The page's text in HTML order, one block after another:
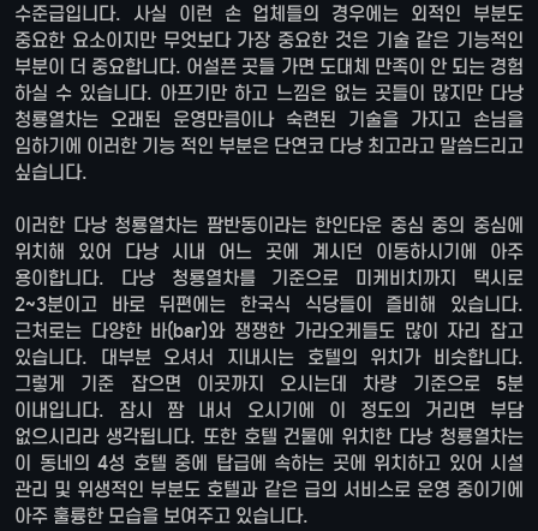
수준급입니다. 사실 이런 손 업체들의 경우에는 외적인 부분도
중요한 요소이지만 무엇보다 가장 중요한 것은 기술 같은 기능적인
부분이 더 중요합니다. 어설픈 곳들 가면 도대체 만족이 안 되는 경험
하실 수 있습니다. 아프기만 하고 느낌은 없는 곳들이 많지만 다낭
청룡열차는 오래된 운영만큼이나 숙련된 기술을 가지고 손님을
임하기에 이러한 기능 적인 부분은 단연코 다낭 최고라고 말씀드리고
싶습니다.
이러한 다낭 청룡열차는 팜반동이라는 한인타운 중심 중의 중심에
위치해 있어 다낭 시내 어느 곳에 계시던 이동하시기에 아주
용이합니다. 다낭 청룡열차를 기준으로 미케비치까지 택시로
2~3분이고 바로 뒤편에는 한국식 식당들이 즐비해 있습니다.
근처로는 다양한 바(bar)와 쟁쟁한 가라오케들도 많이 자리 잡고
있습니다. 대부분 오셔서 지내시는 호텔의 위치가 비슷합니다.
그렇게 기준 잡으면 이곳까지 오시는데 차량 기준으로 5분
이내입니다. 잠시 짬 내서 오시기에 이 정도의 거리면 부담
없으시리라 생각됩니다. 또한 호텔 건물에 위치한 다낭 청룡열차는
이 동네의 4성 호텔 중에 탑급에 속하는 곳에 위치하고 있어 시설
관리 및 위생적인 부분도 호텔과 같은 급의 서비스로 운영 중이기에
아주 훌륭한 모습을 보여주고 있습니다.